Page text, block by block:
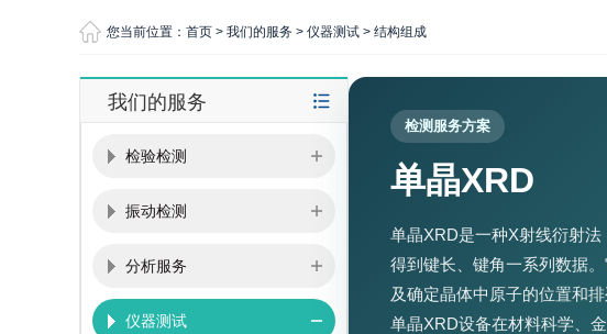
您当前位置： 首页 > 我们的服务 > 仪器测试 > 结构组成
我们的服务
检验检测
振动检测
分析服务
仪器测试
检测服务方案
单晶XRD
单晶XRD是一种X射线衍射法
得到键长、键角一系列数据
及确定晶体中原子的位置和排
单晶XRD设备在材料科学、